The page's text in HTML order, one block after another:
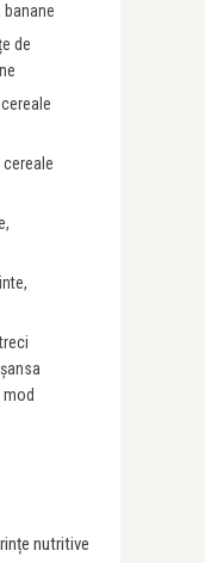
de
nutritive